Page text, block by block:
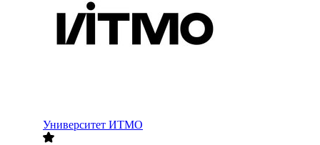
Университет ИТМО